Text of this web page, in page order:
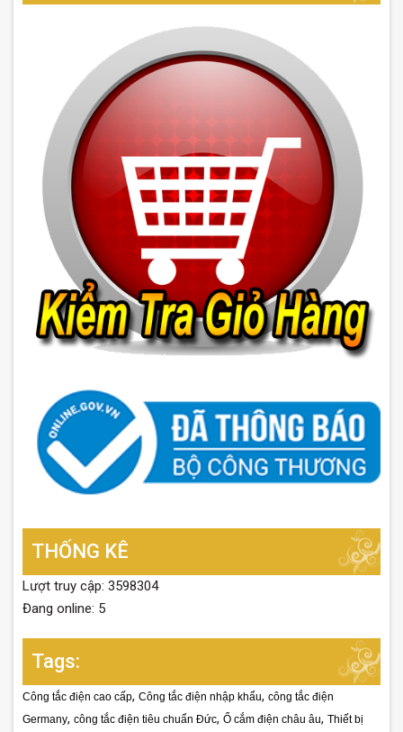
THỐNG KÊ
Lượt truy cập: 3598304
Đang online: 5
Tags:
Công tắc điện cao cấp, Công tắc điện nhập khẩu, công tắc điện
Germany, công tắc điện tiêu chuẩn Đức, Ổ cắm điện châu âu, Thiết bị